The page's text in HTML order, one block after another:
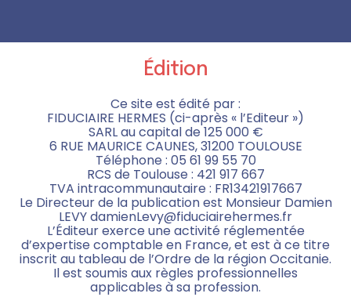
Édition
Ce site est édité par :
FIDUCIAIRE HERMES (ci-après « l’Editeur »)
SARL au capital de 125 000 €
6 RUE MAURICE CAUNES, 31200 TOULOUSE
Téléphone : 05 61 99 55 70
RCS de Toulouse : 421 917 667
TVA intracommunautaire : FR13421917667
Le Directeur de la publication est Monsieur Damien
LEVY damienLevy@fiduciairehermes.fr
L’Éditeur exerce une activité réglementée
d’expertise comptable en France, et est à ce titre
inscrit au tableau de l’Ordre de la région Occitanie.
Il est soumis aux règles professionnelles
applicables à sa profession.